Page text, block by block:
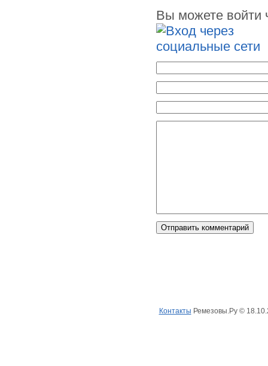
Вы можете войти
Контакты Ремезовы.Ру ©